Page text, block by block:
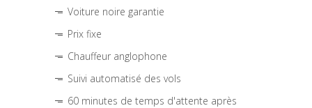
Voiture noire garantie
Prix fixe
Chauffeur anglophone
Suivi automatisé des vols
60 minutes de temps d'attente après